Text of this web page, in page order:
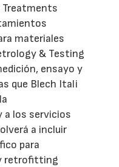
Treatments
materiales
& Testing
ensayo y
que Blech Itali
los servicios
a incluir
para
retrofitting